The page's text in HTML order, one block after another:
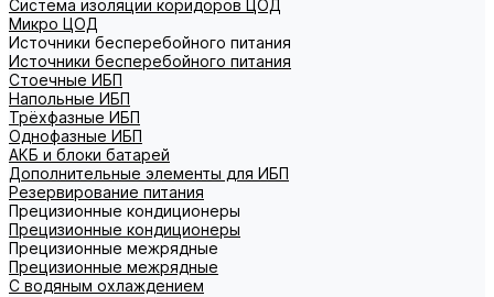
Система изоляции коридоров ЦОД
Микро ЦОД
Источники бесперебойного питания
Источники бесперебойного питания
Стоечные ИБП
Напольные ИБП
Трёхфазные ИБП
Однофазные ИБП
АКБ и блоки батарей
Дополнительные элементы для ИБП
Резервирование питания
Прецизионные кондиционеры
Прецизионные кондиционеры
Прецизионные межрядные
Прецизионные межрядные
С водяным охлаждением